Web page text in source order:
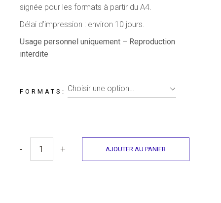
signée pour les formats à partir du A4.
Délai d’impression : environ 10 jours.
Usagepersonneluniquement – Reproduction
interdite
FORMATS Choisir une option…
Illustration "Awakening Rose" Version 2 quantity
- + AJOUTER AU PANIER